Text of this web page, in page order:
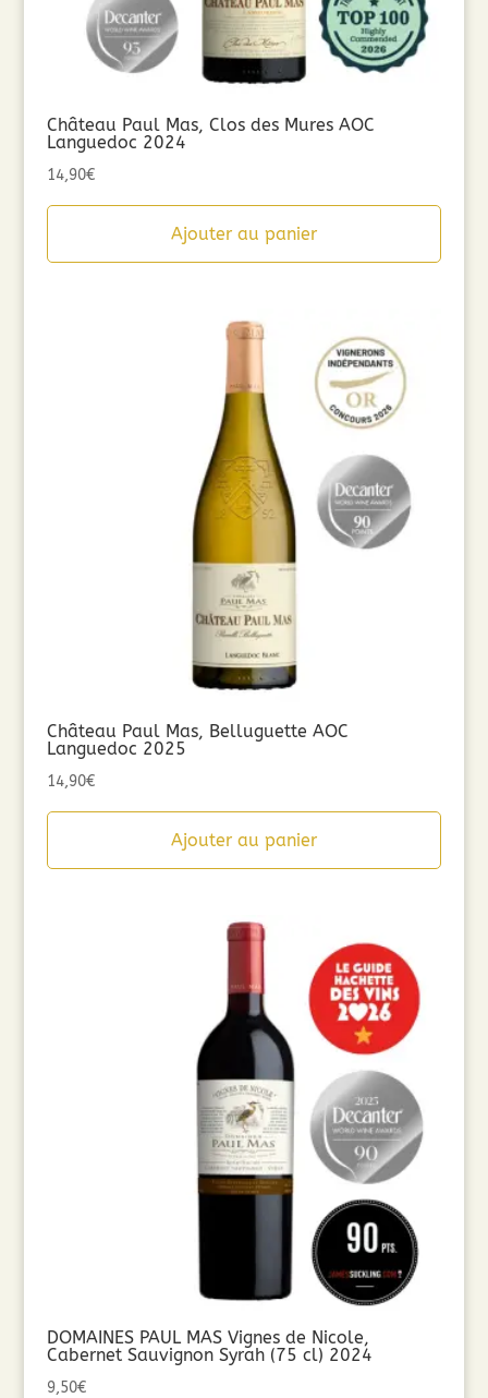
Château Paul Mas, Clos des Mures AOC
Languedoc 2024
14,90€
Ajouter au panier
Château Paul Mas, Belluguette AOC
Languedoc 2025
14,90€
Ajouter au panier
DOMAINES PAUL MAS Vignes de Nicole,
Cabernet Sauvignon Syrah (75 cl) 2024
9,50€